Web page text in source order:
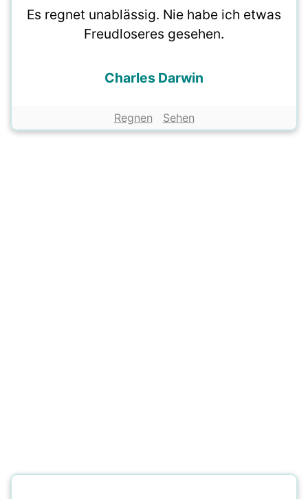
Es regnet unablässig. Nie habe ich etwas
Freudloseres gesehen.
Charles Darwin
Regnen Sehen